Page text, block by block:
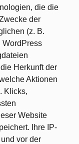
die die
der
(z. B.
Herkunft der
Aktionen
Klicks,
Website
Ihre IP-
vor der